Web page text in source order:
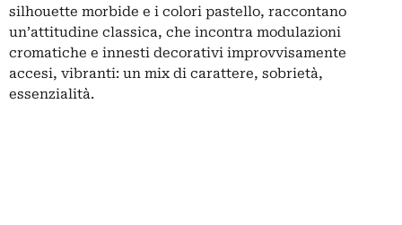
silhouette morbide e i colori pastello, raccontano
un’attitudine classica, che incontra modulazioni
cromatiche e innesti decorativi improvvisamente
accesi, vibranti: un mix di carattere, sobrietà,
essenzialità.